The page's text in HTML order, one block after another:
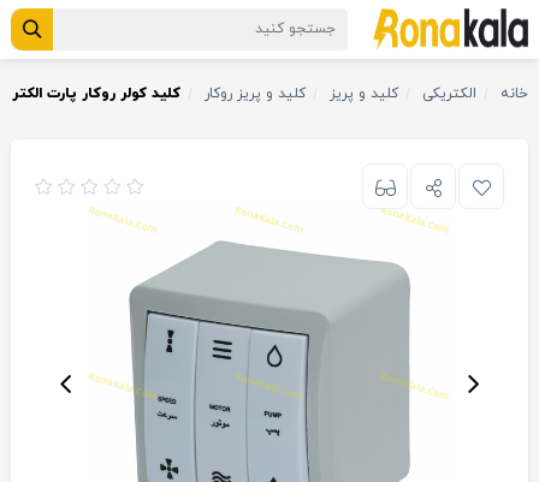
خانه الکتریکی کلید و پریز کلید و پریز روکار کلید کولر روکار پارت